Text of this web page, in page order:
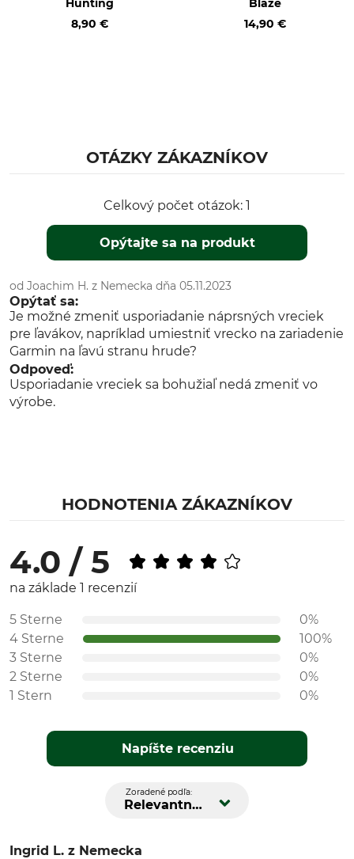
odpudzujúci vodu
Odolná voči vetru
Hunting
8,90 €
Blaze
14,90 €
OTÁZKY ZÁKAZNÍKOV
Celkový počet otázok: 1
Opýtajte sa na produkt
od Joachim H. z Nemecka dňa 05.11.2023
Opýtať sa:
Je možné zmeniť usporiadanie náprsných vreciek
pre ľavákov, napríklad umiestniť vrecko na zariadenie
Garmin na ľavú stranu hrude?
Odpoveď:
Usporiadanie vreciek sa bohužiaľ nedá zmeniť vo
výrobe.
HODNOTENIA ZÁKAZNÍKOV
4.0 / 5
na základe 1 recenzií
5 Sterne
0%
4 Sterne
100%
3 Sterne
0%
2 Sterne
0%
1 Stern
0%
Napíšte recenziu
Zoradené podľa:
Relevantnosť
Ingrid L. z Nemecka